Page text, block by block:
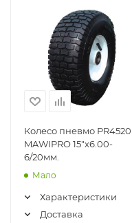
Колесо пневмо PR4520
MAWIPRO 15"х6.00-
6/20мм.
Мало
Характеристики
Доставка